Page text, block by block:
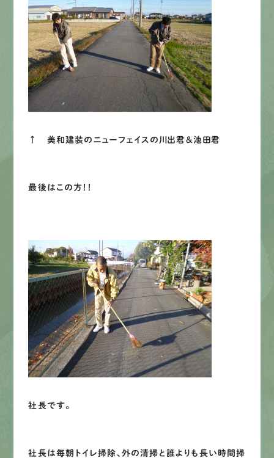
↑ 美和建装のニューフェイスの川出君＆池田君
最後はこの方！！
社長です。
社長は毎朝トイレ掃除、外の清掃と誰よりも長い時間掃